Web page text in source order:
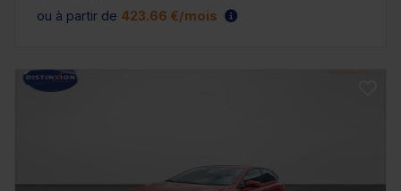
ou à partir de 423.66 €/mois